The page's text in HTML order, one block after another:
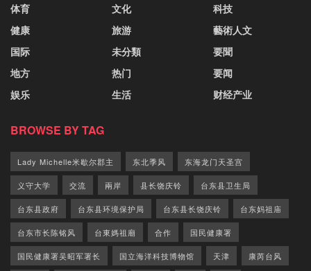
体育
健康
国际
地方
娱乐
文化
旅游
未分類
热门
生活
科技
藝術人文
要聞
要闻
财经产业
BROWSE BY TAG
Lady Michelle米歇尔郡主 东北季风 东海龙门天圣宫
义守大学 交流 兩岸 县长饶庆铃 台东县卫生局
台东县政府 台东县环境保护局 台东县长饶庆铃 台东妈祖庙
台东市长陈铭风 台東媽祖廟 合作 国民健康署
国民健康署吴昭军署长 国立海洋科技博物馆 天津 康芮台风